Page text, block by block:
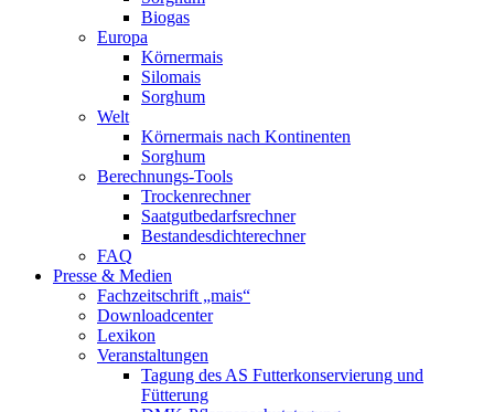
Biogas
Europa
Körnermais
Silomais
Sorghum
Welt
Körnermais nach Kontinenten
Sorghum
Berechnungs-Tools
Trockenrechner
Saatgutbedarfsrechner
Bestandesdichterechner
FAQ
Presse & Medien
Fachzeitschrift „mais“
Downloadcenter
Lexikon
Veranstaltungen
Tagung des AS Futterkonservierung und
Fütterung